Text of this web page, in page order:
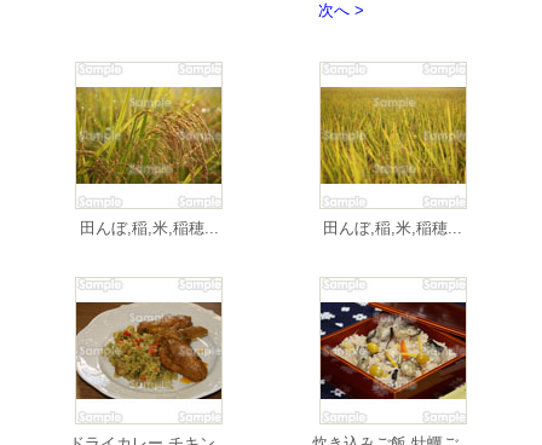
次へ >
田んぼ,稲,米,稲穂... 田んぼ,稲,米,稲穂...